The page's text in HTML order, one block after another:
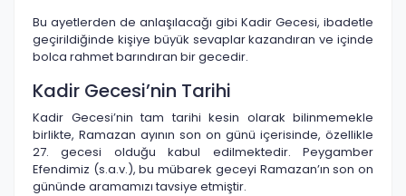
Bu ayetlerden de anlaşılacağı gibi Kadir Gecesi, ibadetle
geçirildiğinde kişiye büyük sevaplar kazandıran ve içinde
bolca rahmet barındıran bir gecedir.
Kadir Gecesi’nin Tarihi
Kadir Gecesi’nin tam tarihi kesin olarak bilinmemekle
birlikte, Ramazan ayının son on günü içerisinde, özellikle
27. gecesi olduğu kabul edilmektedir. Peygamber
Efendimiz (s.a.v.), bu mübarek geceyi Ramazan’ın son on
gününde aramamızı tavsiye etmiştir.